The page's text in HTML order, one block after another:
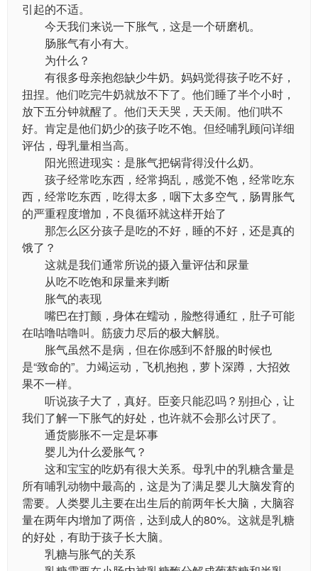
引起的不适。
今天我们来说一下胀气，这是一个研磨机。
肠胀气有小有大。
为什么？
有很多母亲抱怨缺少牛奶。妈妈觉得孩子吃不好，
扭捏。他们吃完牛奶就放不下了。他们睡了半个小时，
放下五分钟就醒了。他们天天哭，天天闹。他们哄不
好。肯定是他们奶少的孩子吃不饱。但经哺乳顾问详细
评估，母乳量相当高。
阳光照进现实：是胀气把锅背得没什么奶。
孩子经常吃东西，经常捣乱，感觉不饱，经常吃东
西，经常吃东西，吃得太多，咽下太多空气，肠胃胀气
的严重程度增加，不良循环就这样开始了
那怎么区分孩子是吃的不好，睡的不好，还是真的
饿了？
这就是我们通常所说的摄入量评估和尿量
从吃不吃饱和尿量来判断
胀气的表现
嘴巴在打颤，身体在蠕动，脸憋得通红，肚子可能
在咕噜咕噜叫。筋疲力尽后的极大解脱。
胀气虽然不是病，但在你感到不舒服的时候也
是“致命的”。力竭运动，飞机抱抱，萝卜深蹲，大招效
果不一样。
听说孩子大了，真好。臣妾只能忍吗？别担心，让
我们了解一下胀气的好处，也许就不会那么讨厌了。
通货膨胀不一定是坏事
婴儿为什么爱胀气？
这和宝宝的吃奶有很大关系。母乳中的乳糖含量是
所有哺乳动物中最高的，这是为了满足婴儿大脑发育的
需要。人类婴儿主要在出生后的前两年长大脑，大脑容
量在两年内增加了两倍，达到成人的80%。这就是乳糖
的好处，有助于孩子长大脑。
乳糖与胀气的关系